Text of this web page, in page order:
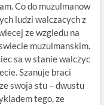
Co do muzulmanow
ludzi walczacych z
ze wzgledu na
muzulmanskim.
sa w stanie walczyc
Szanuje braci
swoja stu – dwustu
tego, ze